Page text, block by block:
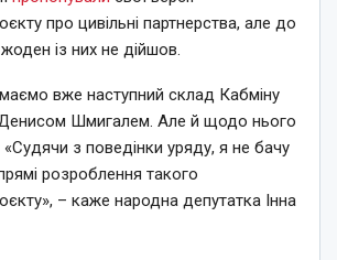
про цивільні партнерства, але до
із них не дійшов.
вже наступний склад Кабміну
Денисом Шмигалем. Але й щодо нього
«Судячи з поведінки уряду, я не бачу
розроблення такого
– каже народна депутатка Інна